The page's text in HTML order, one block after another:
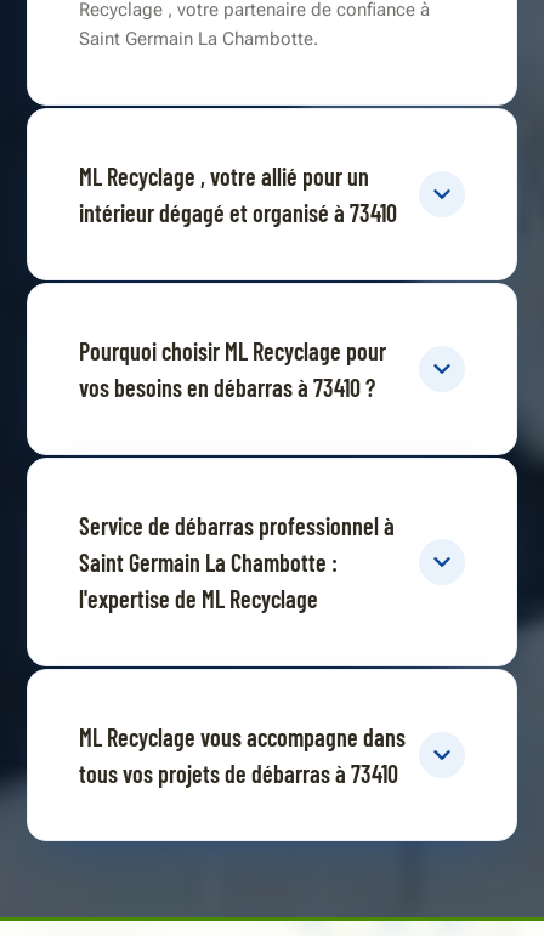
Recyclage , votre partenaire de confiance à
Saint Germain La Chambotte.
ML Recyclage , votre allié pour un
intérieur dégagé et organisé à 73410
Pourquoi choisir ML Recyclage pour
vos besoins en débarras à 73410 ?
Service de débarras professionnel à
Saint Germain La Chambotte :
l'expertise de ML Recyclage
ML Recyclage vous accompagne dans
tous vos projets de débarras à 73410